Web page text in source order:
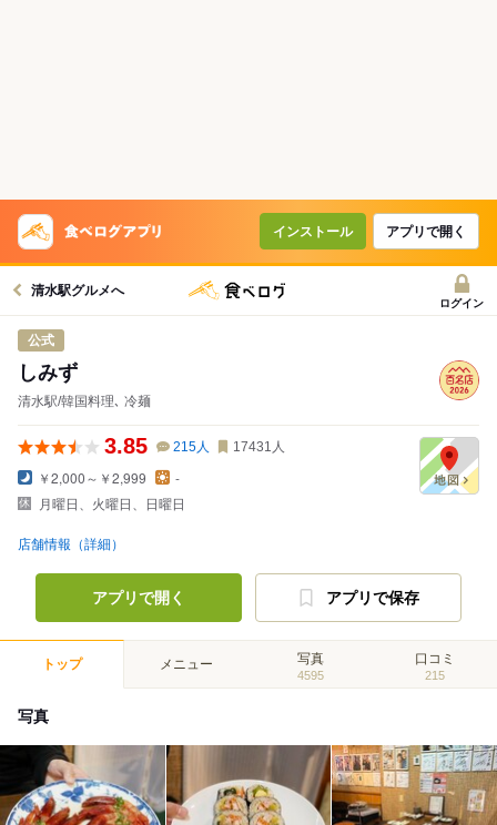
インストール アプリで開く
清水駅グルメへ
ログイン
公式
しみず
清水駅/韓国料理､ 冷麺
3.85 215人 17431 人
￥2,000～￥2,999
-
月曜日、火曜日、日曜日
店舗情報（詳細）
アプリで開く アプリで保存
トップ メニュー 写真
4595
口コミ
215
写真